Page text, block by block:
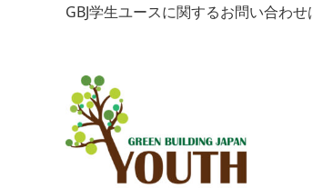
GBJ学生ユースに関するお問い合わせ